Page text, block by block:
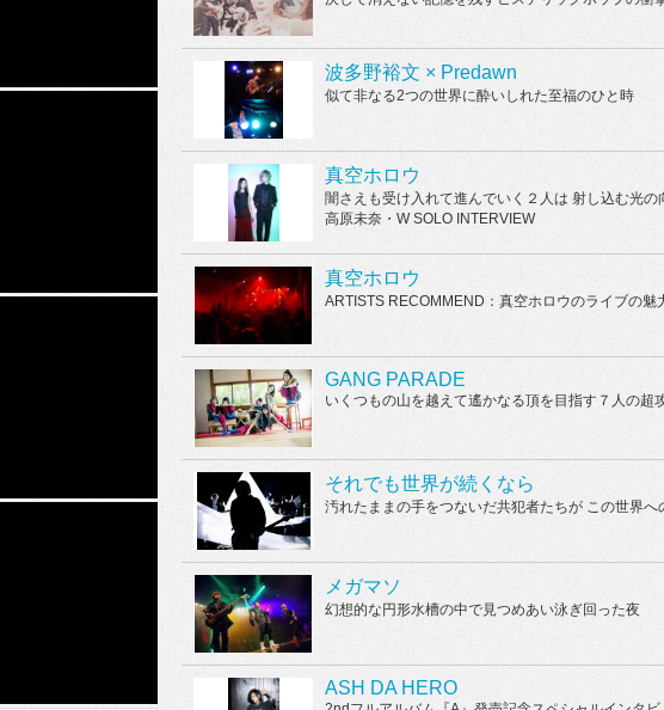
波多野裕文 × Predawn
似て非なる2つの世界に酔いしれた至福のひと時
真空ホロウ
闇さえも受け入れて進んでいく２人は 射し込む光
高原未奈・W SOLO INTERVIEW
真空ホロウ
ARTISTS RECOMMEND：真空ホロウのライブの魅
GANG PARADE
いくつもの山を越えて遙かなる頂を目指す７人の超
それでも世界が続くなら
汚れたままの手をつないだ共犯者たちが この世界
メガマソ
幻想的な円形水槽の中で見つめあい泳ぎ回った夜
ASH DA HERO